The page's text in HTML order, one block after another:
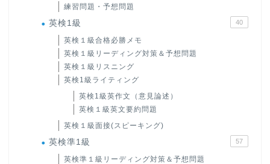
練習問題・予想問題
英検1級 40
英検１級合格必勝メモ
英検１級リーディング対策＆予想問題
英検１級リスニング
英検1級ライティング
英検1級英作文（意見論述）
英検１級英文要約問題
英検１級面接(スピーキング)
英検準1級 57
英検準１級リーディング対策＆予想問題